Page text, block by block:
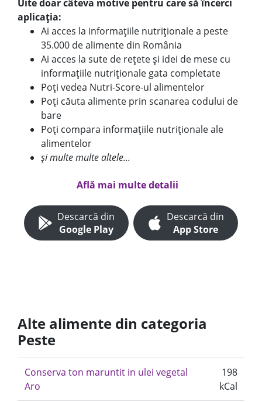
Uite doar câteva motive pentru care să încerci
aplicația:
Ai acces la informațiile nutriționale a peste
35.000 de alimente din România
Ai acces la sute de rețete și idei de mese cu
informațiile nutriționale gata completate
Poți vedea Nutri-Score-ul alimentelor
Poți căuta alimente prin scanarea codului de
bare
Poți compara informațiile nutriționale ale
alimentelor
și multe multe altele...
Află mai multe detalii
Descarcă din
Google Play
Descarcă din
App Store
Alte alimente din categoria
Peste
Conserva ton maruntit in ulei vegetal
Aro
198
kCal